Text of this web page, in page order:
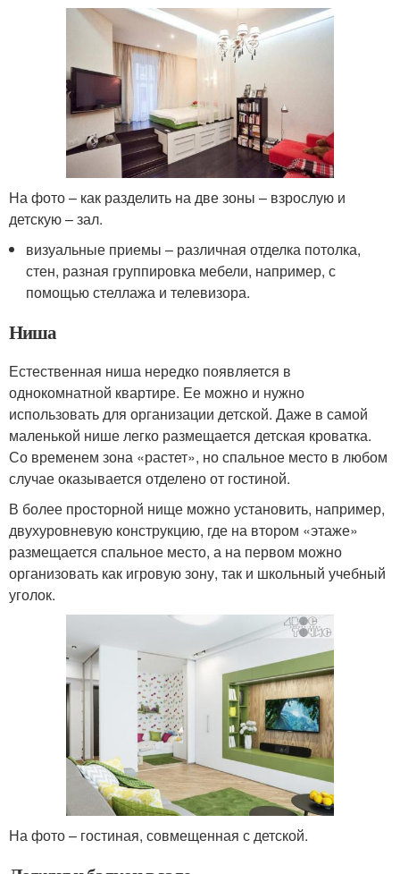
На фото – как разделить на две зоны – взрослую и
детскую – зал.
визуальные приемы – различная отделка потолка,
стен, разная группировка мебели, например, с
помощью стеллажа и телевизора.
Ниша
Естественная ниша нередко появляется в
однокомнатной квартире. Ее можно и нужно
использовать для организации детской. Даже в самой
маленькой нише легко размещается детская кроватка.
Со временем зона «растет», но спальное место в любом
случае оказывается отделено от гостиной.
В более просторной нище можно установить, например,
двухуровневую конструкцию, где на втором «этаже»
размещается спальное место, а на первом можно
организовать как игровую зону, так и школьный учебный
уголок.
На фото – гостиная, совмещенная с детской.